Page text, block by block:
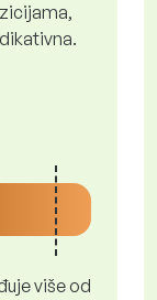
više od